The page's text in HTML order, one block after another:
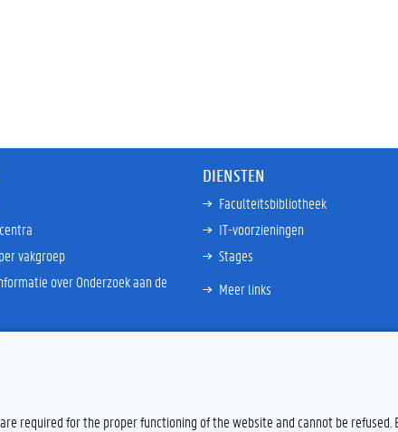
vakgroep
over Onderzoek aan de
DIENSTEN
Faculteitsbibliotheek
IT-voorzieningen
Stages
Meer links
required for the proper functioning of the website and cannot be refused.